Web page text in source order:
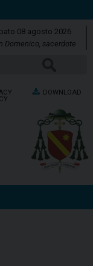
08 agosto 2026
Domenico, sacerdote
DOWNLOAD